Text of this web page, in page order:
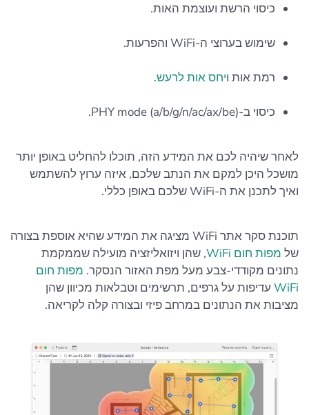
כיסוי הרשת ועוצמת האות.
שימוש בערוצי ה-WiFi והפרעות.
רמת אות ויחס אות לרעש.
כיסוי ב-PHY mode (a/b/g/n/ac/ax/be).
לאחר שיהיה לכם את המידע הזה, תוכלו להחליט באופן יותר
מושכל היכן למקם את הנתב שלכם, איזה ערוץ להשתמש
ואיך לתכנן את ה-WiFi שלכם באופן כללי.
תוכנת סקר אתר WiFi מציגה את המידע שהיא אוספת בצורה
של מפות חום WiFi
, שהן ויזואליזציה מועילה שממקמת
נתונים מקודדי-צבע מעל מפת האזור הנסקר. מפות חום
WiFi עדיפות על גרפים, תרשימים וטבלאות מכיוון שהן
מציבות את הנתונים במרחב פיזי ובצורה קלה לקריאה.